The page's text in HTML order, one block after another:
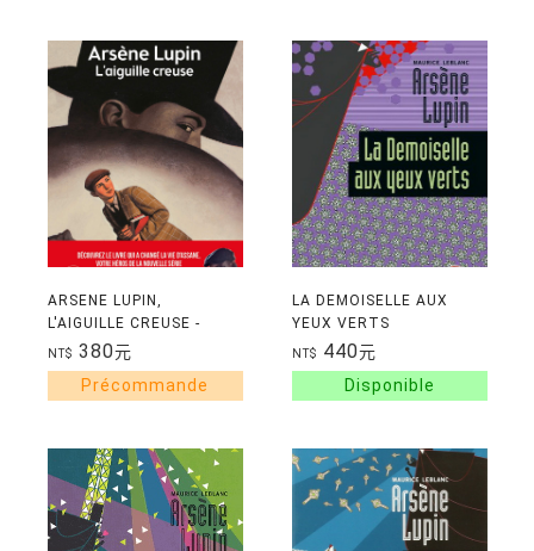
ARSENE LUPIN,
L'AIGUILLE CREUSE -
TEXTE INTEGRAL
NT$ 380元
LA DEMOISELLE AUX
YEUX VERTS
NT$ 440元